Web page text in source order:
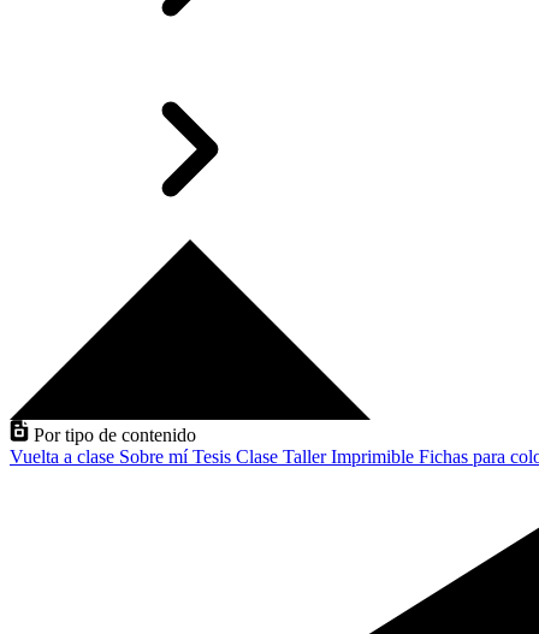
Por tipo de contenido
Vuelta a clase Sobre míTesis Clase TallerImprimible Fichas para